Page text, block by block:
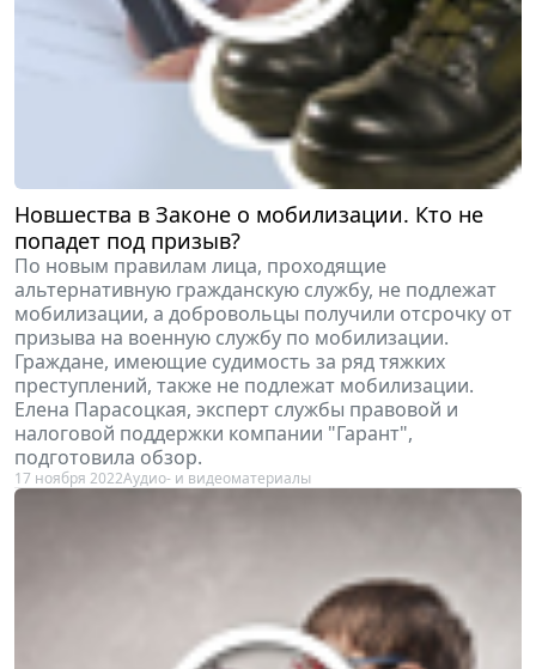
Новшества в Законе о мобилизации. Кто не
попадет под призыв?
По новым правилам лица, проходящие
альтернативную гражданскую службу, не подлежат
мобилизации, а добровольцы получили отсрочку от
призыва на военную службу по мобилизации.
Граждане, имеющие судимость за ряд тяжких
преступлений, также не подлежат мобилизации.
Елена Парасоцкая, эксперт службы правовой и
налоговой поддержки компании "Гарант",
подготовила обзор.
17 ноября 2022Аудио- и видеоматериалы